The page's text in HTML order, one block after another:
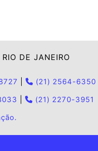
DE JANEIRO
|
(21) 2564-6350
|
(21) 2270-3951